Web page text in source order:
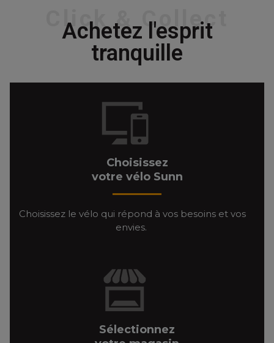
Click & Collect
Achetez l'esprit
tranquille
Choisissez
votre vélo Sunn
Choisissez le vélo qui répond à vos besoins et vos
envies.
Sélectionnez